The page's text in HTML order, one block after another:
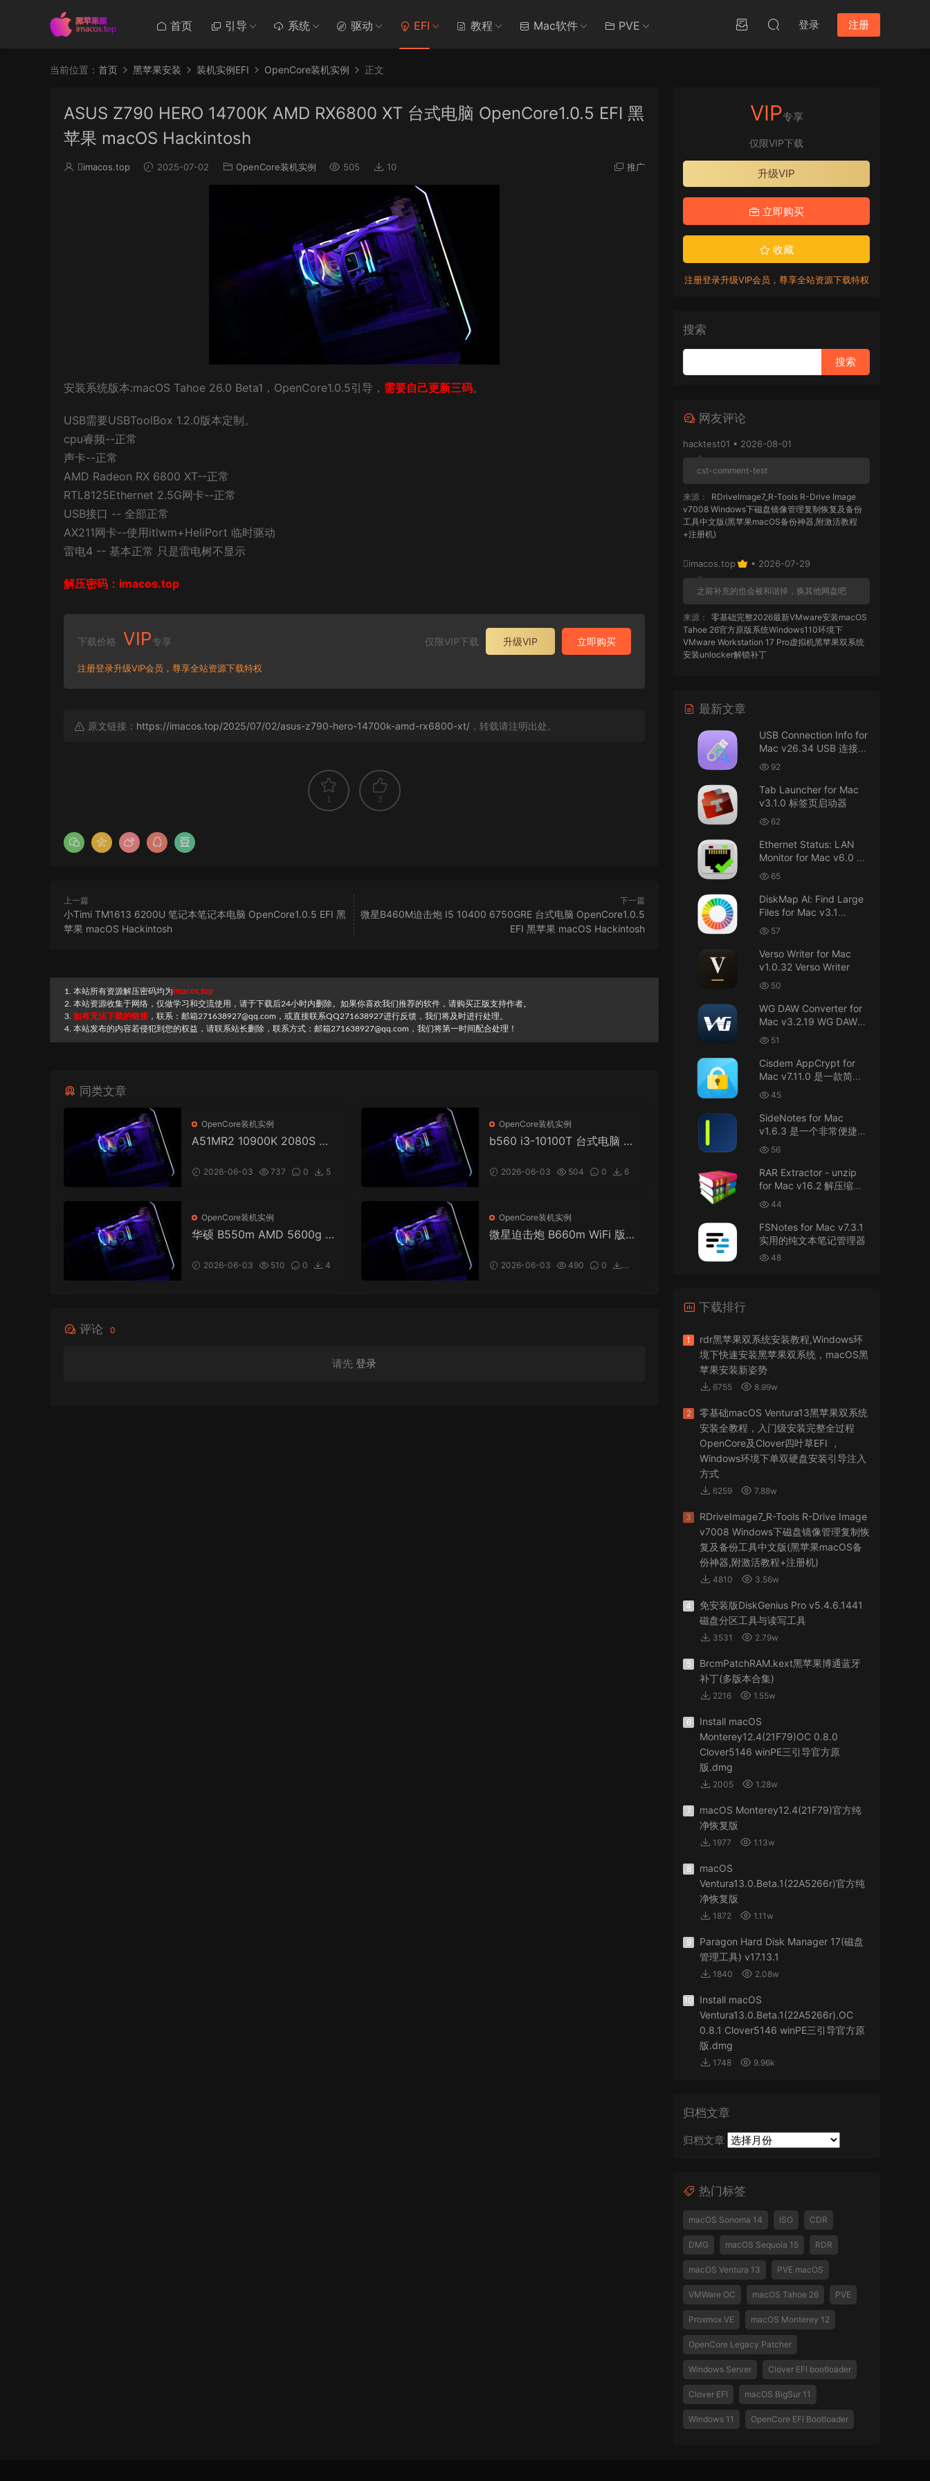
首页 引导 系统 驱动 EFI 教程 Mac软件 PVE 登录 注册
当前位置： 首页 黑苹果安装 装机实例EFI OpenCore装机实例 正文
ASUS Z790 HERO 14700K AMD RX6800 XT 台式电脑 OpenCore1.0.5 EFI 黑
苹果 macOS Hackintosh
imacos.top 2025-07-02 OpenCore装机实例 505 10 推广
安装系统版本:macOS Tahoe 26.0 Beta1，OpenCore1.0.5引导， 需要自己更新三码。
USB需要USBToolBox 1.2.0版本定制。
cpu睿频--正常
声卡--正常
AMD Radeon RX 6800 XT--正常
RTL8125Ethernet 2.5G网卡--正常
USB接口 -- 全部正常
AX211网卡--使用itlwm+HeliPort 临时驱动
雷电4 -- 基本正常 只是雷电树不显示
解压密码：imacos.top
下载价格 VIP专享 仅限VIP下载 升级VIP 立即购买
注册登录升级VIP会员，尊享全站资源下载特权
原文链接： https://imacos.top/2025/07/02/asus-z790-hero-14700k-amd-rx6800-xt/ ，转载请注明出处。
1 3
上一篇
小Timi TM1613 6200U 笔记本笔记本电脑 OpenCore1.0.5 EFI 黑
苹果 macOS Hackintosh
下一篇
微星B460M迫击炮 I5 10400 6750GRE 台式电脑 OpenCore1.0.5
EFI 黑苹果 macOS Hackintosh
1. 本站所有资源解压密码均为imacos.top
2. 本站资源收集于网络，仅做学习和交流使用，请于下载后24小时内删除。如果你喜欢我们推荐的软件，请购买正版支持作者。
3. 如有无法下载的链接 ，联系：邮箱271638927@qq.com，或直接联系QQ271638927进行反馈，我们将及时进行处理。
4. 本站发布的内容若侵犯到您的权益，请联系站长删除，联系方式：邮箱271638927@qq.com，我们将第一时间配合处理！
同类文章
OpenCore装机实例
A51MR2 10900K 2080S 雷
式电脑 OpenCore EFI 黑苹
2026-06-03 737 0 5
OpenCore装机实例
b560 i3-10100T 台式电脑 O
Hackintosh
2026-06-03 504 0 6
OpenCore装机实例
华硕 B550m AMD 5600g 核
黑苹果 macOS Hackintosh
2026-06-03 510 0 4
OpenCore装机实例
微星迫击炮 B660m WiFi 版 r
penCore EFI 黑苹果 macOS
2026-06-03 490
0
评论 0
请先 登录
VIP专享
仅限VIP下载
升级VIP
立即购买
收藏
注册登录升级VIP会员，尊享全站资源下载特权
搜索
网友评论
hacktest01 • 2026-08-01
cst-comment-test
来源：
RDriveImage7_R-Tools R-Drive Image
v7008 Windows下磁盘镜像管理复制恢复及备份
工具中文版(黑苹果macOS备份神器,附激活教程
+注册机)
imacos.top • 2026-07-29
之前补充的也会被和谐掉，换其他网盘吧
来源：
零基础完整2026最新VMware安装macOS
Tahoe 26官方原版系统Windows110环境下
VMware Workstation 17 Pro虚拟机黑苹果双系统
安装unlocker解锁补丁
AIO = All In One，一站式整合完整版
来源：
DaVinci Resolve Studio 21 for Mac
v21.0.3 AIO 达芬奇世界顶级调色软件
Mac长存
接！直接从苹果公司下载。
u8562248263583923 • 2026-07-29
黑苹果已死
来源： macOS Golden Gate 27 完整安装包链
接！直接从苹果公司下载。
u6525353742092371 • 2026-07-26
来源： DaVinci Resolve Studio 21 for Mac
v21.0.3 AIO 达芬奇世界顶级调色软件
janm999 • 2026-07-23
谢谢分享~
来源： AppleIGC.kext v1.8 黑苹果2.5G有线网卡
u9121732520675862 • 2026-07-22
可以重新发送夸克的资源吗，夸克的已经失
效了
Tahoe 26官方原版系统Windows110环境下
VMware Workstation 17 Pro虚拟机黑苹果双系统
安装unlocker解锁补丁
怎么安装？
来源： PDFify for Mac v5.0 专业的PDF处理软件
imacos.top • 2026-07-19
来源： Adobe Photoshop 2026 for Mac v27.8.0
专业的图片处理软件
最新文章
USB Connection Info for
Mac v26.34 USB 连接信
息 92
Tab Launcher for Mac
v3.1.0 标签页启动器
62
Ethernet Status: LAN
Monitor for Mac v6.0 以
太网状态：LAN 监控
65
DiskMap Al: Find Large
Files for Mac v3.1
DiskMap AL：查找大文
件
57
Verso Writer for Mac
v1.0.32 Verso Writer
50
WG DAW Converter for
Mac v3.2.19 WG DAW转
换器
51
Cisdem AppCrypt for
Mac v7.11.0 是一款简单
好用的Mac应用加密软件
45
SideNotes for Mac
v1.6.3 是一个非常便捷的
笔记软件
56
RAR Extractor - unzip
for Mac v16.2 解压缩工
具 44
FSNotes for Mac v7.3.1
实用的纯文本笔记管理器
48
下载排行
1
rdr黑苹果双系统安装教程,Windows环
境下快速安装黑苹果双系统，macOS黑
苹果安装新姿势
6755 8.99w
2
零基础macOS Ventura13黑苹果双系统
安装全教程，入门级安装完整全过程
OpenCore及Clover四叶草EFI ，
Windows环境下单双硬盘安装引导注入
方式
6259 7.88w
3
RDriveImage7_R-Tools R-Drive Image
v7008 Windows下磁盘镜像管理复制恢
复及备份工具中文版(黑苹果macOS备
份神器,附激活教程+注册机)
4810 3.56w
4
免安装版DiskGenius Pro v5.4.6.1441
磁盘分区工具与读写工具
3531 2.79w
5
BrcmPatchRAM.kext黑苹果博通蓝牙
补丁(多版本合集)
2216 1.55w
6
Install macOS
Monterey12.4(21F79)OC 0.8.0
Clover5146 winPE三引导官方原
版.dmg
2005 1.28w
7
macOS Monterey12.4(21F79)官方纯
净恢复版
1977 1.13w
8
macOS
Ventura13.0.Beta.1(22A5266r)官方纯
净恢复版
1872 1.11w
9
Paragon Hard Disk Manager 17(磁盘
管理工具) v17.13.1
1840 2.08w
10
Install macOS
Ventura13.0.Beta.1(22A5266r).OC
0.8.1 Clover5146 winPE三引导官方原
版.dmg
1748 9.96k
归档文章
归档文章
热门标签
macOS Sonoma 14 ISO CDR
DMG macOS Sequoia 15 RDR
macOS Ventura 13 PVE macOS
VMWare OC macOS Tahoe 26 PVE
Proxmox VE macOS Monterey 12
OpenCore Legacy Patcher
Windows Server Clover EFI bootloader
Clover EFI macOS BigSur 11
Windows 11 OpenCore EFI Bootloader